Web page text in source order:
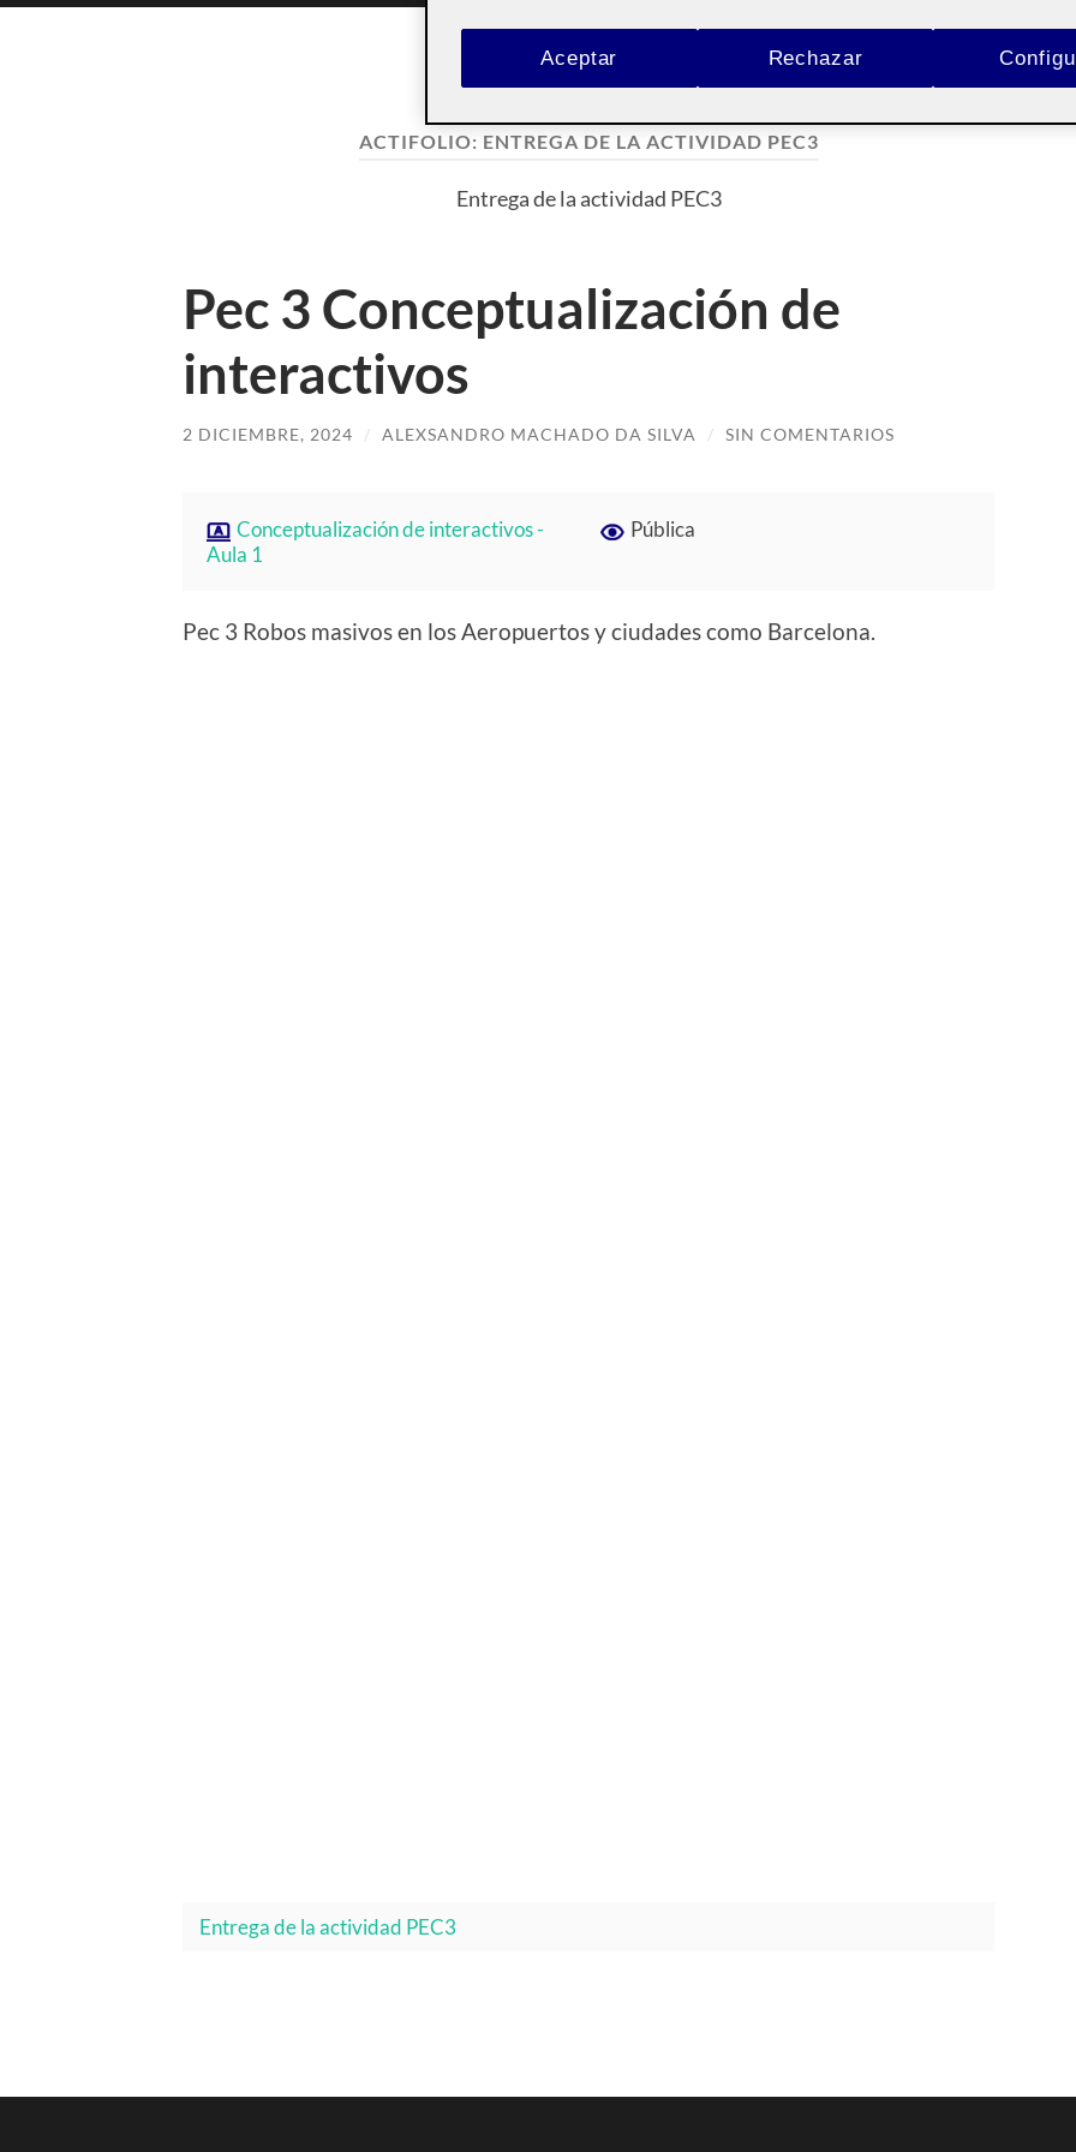
ACTIFOLIO: ENTREGA DE LA ACTIVIDAD PEC3
Entrega de la actividad PEC3
Pec 3 Conceptualización de
interactivos
2 DICIEMBRE, 2024 / ALEXSANDRO MACHADO DA SILVA / SIN COMENTARIOS
Conceptualización de interactivos -
Aula 1
Pública
Pec 3 Robos masivos en los Aeropuertos y ciudades como Barcelona.
Entrega de la actividad PEC3
Rechazar
Aceptar